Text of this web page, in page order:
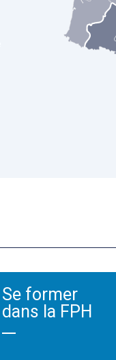
Se former
dans la FPH